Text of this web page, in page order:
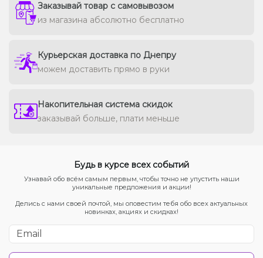
Заказывай товар с самовывозом
из магазина абсолютно бесплатно
Курьерская доставка по Днепру
можем доставить прямо в руки
Накопительная система скидок
заказывай больше, плати меньше
Будь в курсе всех событий
Узнавай обо всём самым первым, чтобы точно не упустить наши
уникальные предложения и акции!
Делись с нами своей почтой, мы оповестим тебя обо всех актуальных
новинках, акциях и скидках!